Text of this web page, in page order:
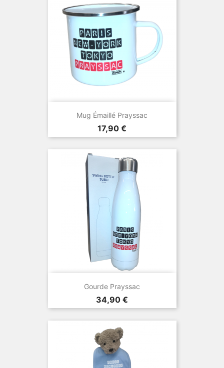
Mug Émaillé Prayssac
Prix
17,90 €
Gourde Prayssac
Prix
34,90 €